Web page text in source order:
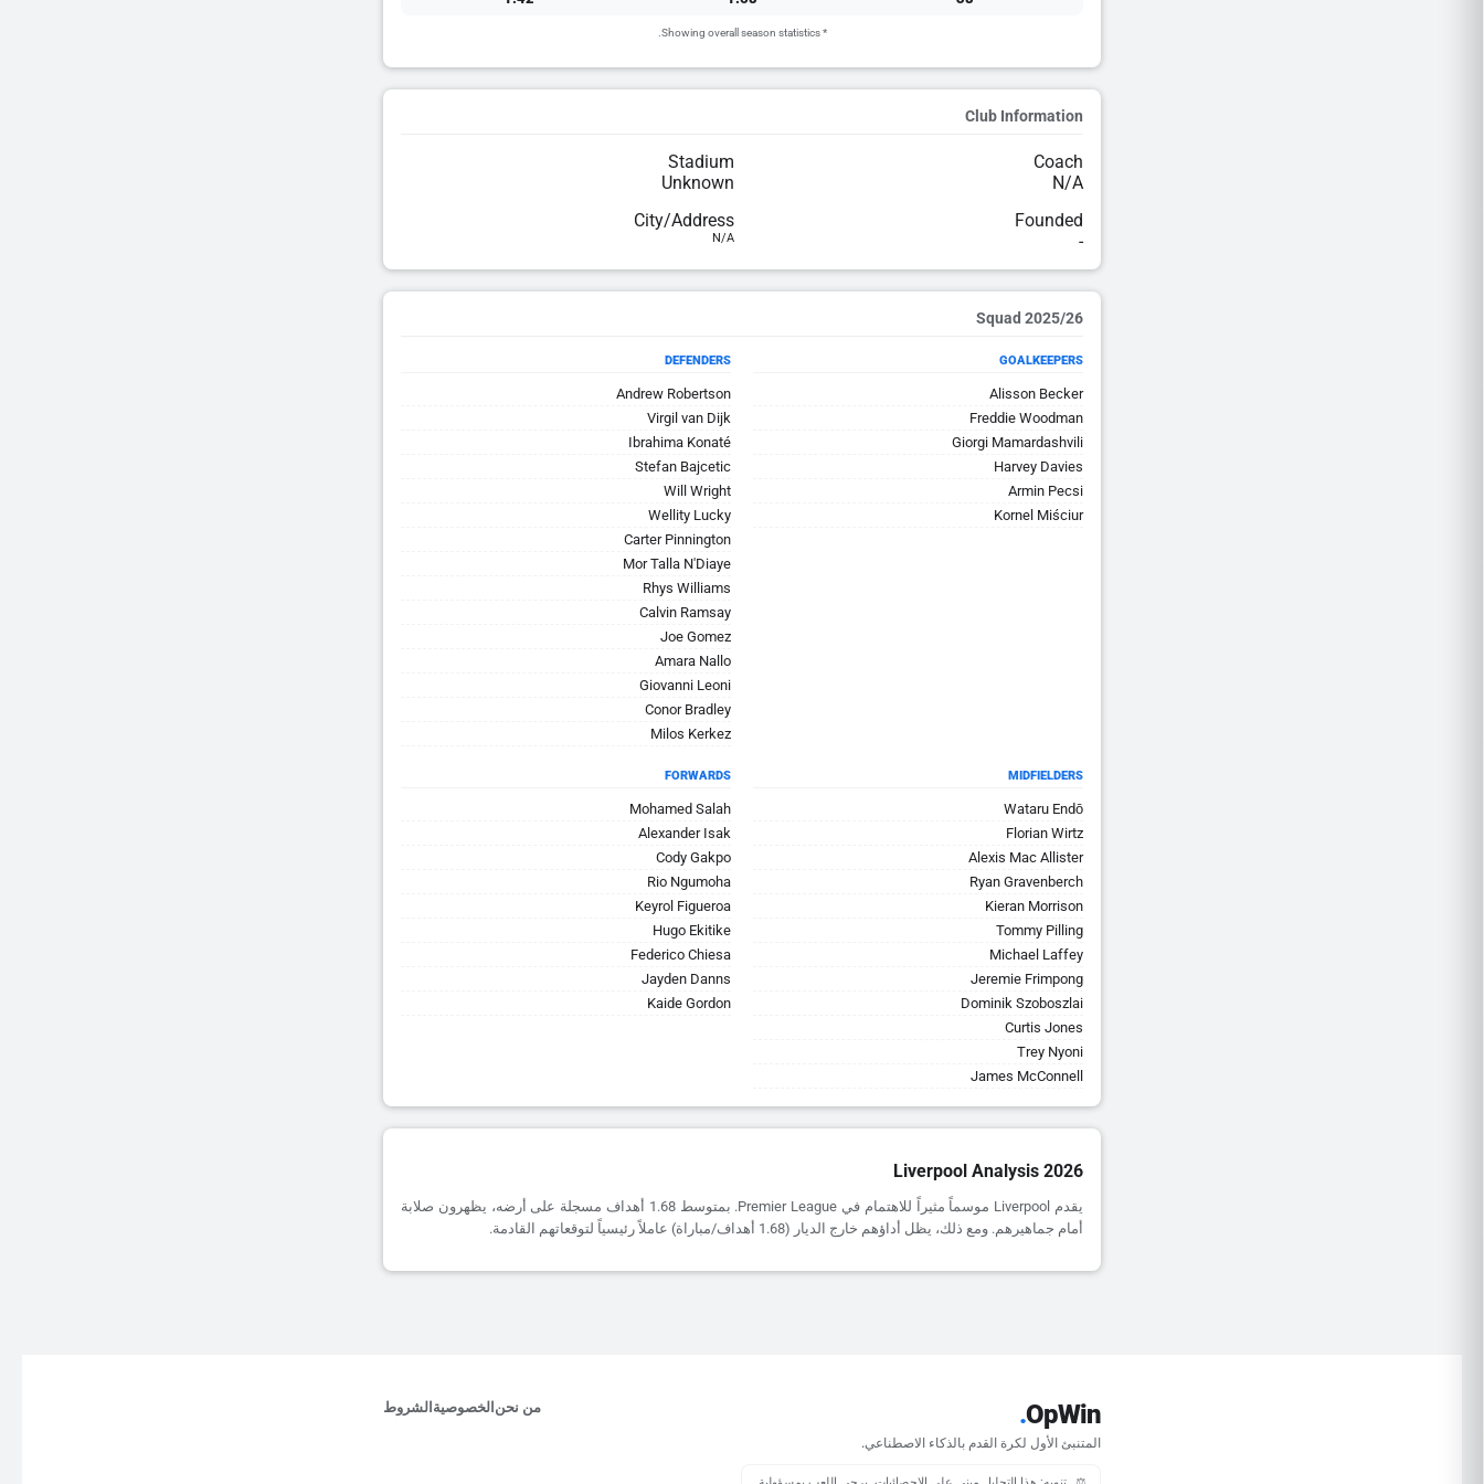
* Showing overall season statistics.
Club Information
Coach
N/A
Stadium
Unknown
Founded
-
City/Address
N/A
2025/26 Squad
GOALKEEPERS
Alisson Becker
Freddie Woodman
Giorgi Mamardashvili
Harvey Davies
Armin Pecsi
Kornel Miściur
DEFENDERS
Andrew Robertson
Virgil van Dijk
Ibrahima Konaté
Stefan Bajcetic
Will Wright
Wellity Lucky
Carter Pinnington
Mor Talla N'Diaye
Rhys Williams
Calvin Ramsay
Joe Gomez
Amara Nallo
Giovanni Leoni
Conor Bradley
Milos Kerkez
MIDFIELDERS
Wataru Endō
Florian Wirtz
Alexis Mac Allister
Ryan Gravenberch
Kieran Morrison
Tommy Pilling
Michael Laffey
Jeremie Frimpong
Dominik Szoboszlai
Curtis Jones
Trey Nyoni
James McConnell
FORWARDS
Mohamed Salah
Alexander Isak
Cody Gakpo
Rio Ngumoha
Keyrol Figueroa
Hugo Ekitike
Federico Chiesa
Jayden Danns
Kaide Gordon
Liverpool Analysis 2026
يقدم Liverpool موسماً مثيراً للاهتمام في Premier League. بمتوسط 1.68 أهداف مسجلة على أرضه، يظهرون صلابة
أمام جماهيرهم. ومع ذلك، يظل أداؤهم خارج الديار (1.68 أهداف/مباراة) عاملاً رئيسياً لتوقعاتهم القادمة.
OpWin
.
المتنبئ الأول لكرة القدم بالذكاء الاصطناعي.
من نحن الخصوصية الشروط